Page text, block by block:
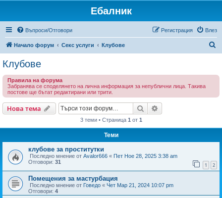
Ебалник
Въпроси/Отговори Влез
Регистрация
Начало форум Секс услуги Клубове
Клубове
Правила на форума
Забранява се споделянето на лична информация за непублични лица. Такива
постове ще бътат редактирани или трити.
Нова тема Търсене
3 теми • Страница 1 от 1
Теми
клубове за проститутки
Последно мнение от Avalor666 « Пет Ное 28, 2025 3:38 am
Отговори: 31 1 2
Помещения за мастурбация
Последно мнение от Говедо « Чет Мар 21, 2024 10:07 pm
Отговори: 4